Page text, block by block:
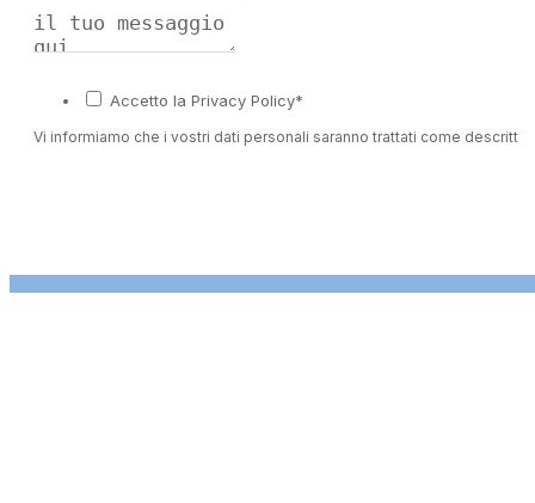
Accetto la Privacy Policy*
Vi informiamo che i vostri dati personali saranno trattati come descritto